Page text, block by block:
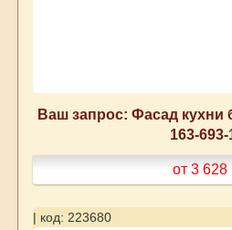
Ваш запрос: Фасад кухни
163-693-
от 3 628
| код: 223680